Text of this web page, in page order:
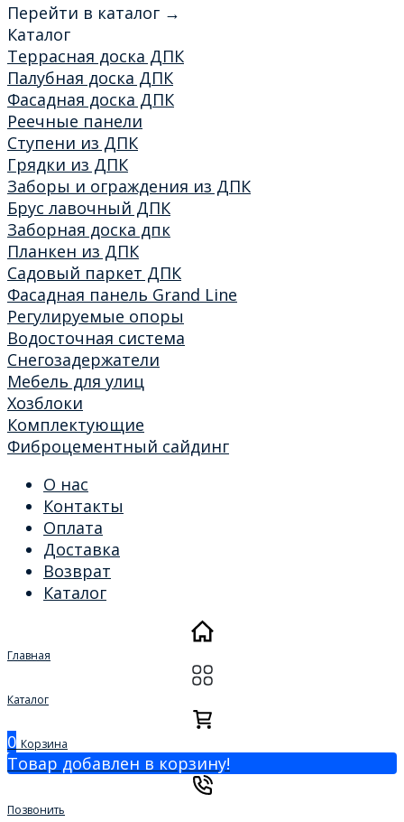
Перейти в каталог →
Каталог
Террасная доска ДПК
Палубная доска ДПК
Фасадная доска ДПК
Реечные панели
Ступени из ДПК
Грядки из ДПК
Заборы и ограждения из ДПК
Брус лавочный ДПК
Заборная доска дпк
Планкен из ДПК
Садовый паркет ДПК
Фасадная панель Grand Line
Регулируемые опоры
Водосточная система
Снегозадержатели
Мебель для улиц
Хозблоки
Комплектующие
Фиброцементный сайдинг
О нас
Контакты
Оплата
Доставка
Возврат
Каталог
Главная
Каталог
0 Корзина
Товар добавлен в корзину!
Позвонить